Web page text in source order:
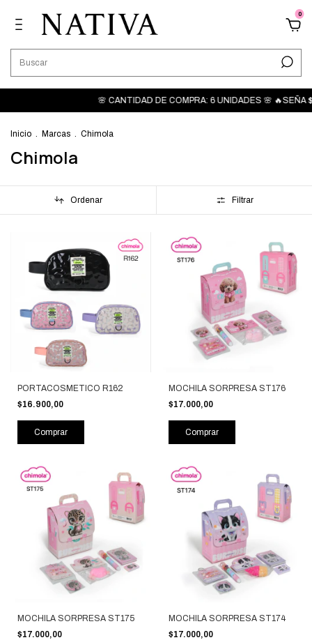
0
🌸 CANTIDAD DE COMPRA: 6 UNIDADES 🌸 🔥SEÑA $50.000 -
Inicio . Marcas . Chimola
Chimola
Ordenar Filtrar
PORTACOSMETICO R162
$16.900,00
Comprar
MOCHILA SORPRESA ST176
$17.000,00
Comprar
MOCHILA SORPRESA ST175
$17.000,00
MOCHILA SORPRESA ST174
$17.000,00